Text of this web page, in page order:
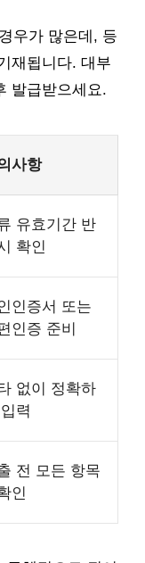
우가 많은데, 등
재됩니다. 대부
발급받으세요.
사항
유효기간 반
확인
인증서 또는
인증 준비
없이 정확하
력
전 모든 항목
인